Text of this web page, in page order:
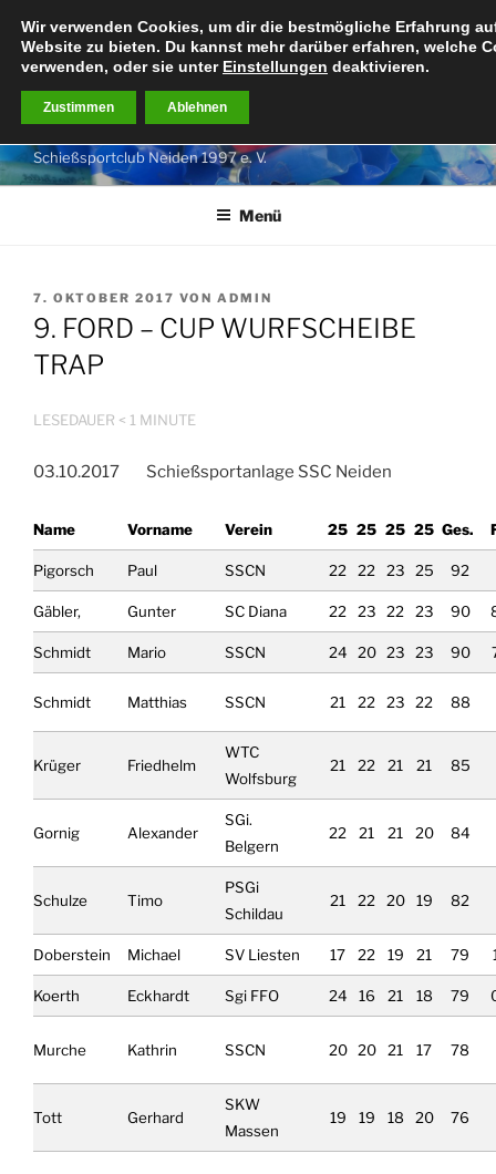
Inhalt
springen
LANDE DEINEN TREFFER
Schießsportclub Neiden 1997 e. V.
Menü
VERÖFFENTLICHT
AM
7. OKTOBER 2017 VON ADMIN
9. FORD – CUP WURFSCHEIBE
TRAP
LESEDAUER < 1 MINUTE
03.10.2017 Schießsportanlage SSC Neiden
Name Vorname Verein 25 25 25 25 Ges.
Pigorsch Paul SSCN 22 22 23 25 92
Gäbler, Gunter SC Diana 22 23 22 23 90
Schmidt Mario SSCN 24 20 23 23 90
Schmidt Matthias SSCN 21 22 23 22 88
Krüger Friedhelm
WTC
Wolfsburg
21 22 21 21 85
Gornig Alexander
SGi.
Belgern
22 21 21 20 84
Schulze Timo
PSGi
Schildau
21 22 20 19 82
Doberstein Michael SV Liesten 17 22 19 21 79
Koerth Eckhardt Sgi FFO 24 16 21 18 79
Murche Kathrin SSCN 20 20 21 17 78
Tott Gerhard
SKW
Massen
19 19 18 20 76
Wir verwenden Cookies, um dir die bestmögliche Erfahrung
Website zu bieten. Du kannst mehr darüber erfahren, welche
verwenden, oder sie unter Einstellungen deaktivieren.
Zustimmen Ablehnen